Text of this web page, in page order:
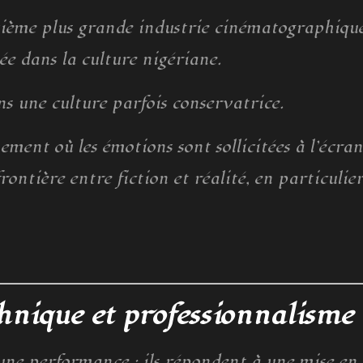
plus grande industrie
dans la culture nigériane.
une culture parfois conservatrice.
où les émotions sont sollicitées à
entre fiction et réalité, en particulier
et professionnalisme